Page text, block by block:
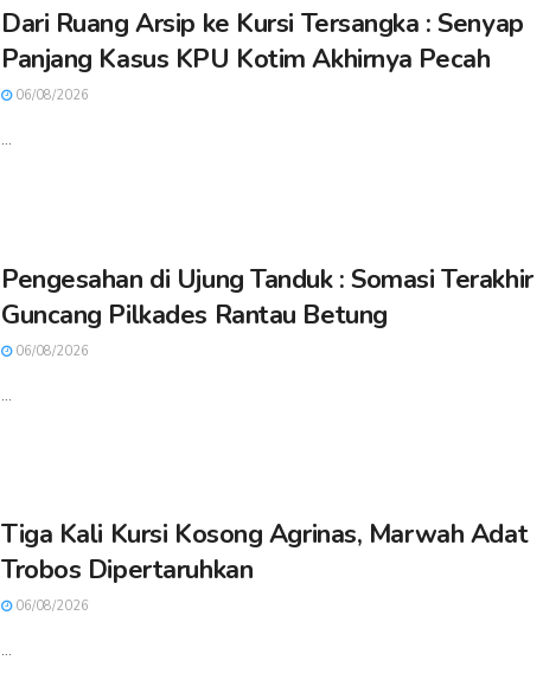
Dari Ruang Arsip ke Kursi Tersangka : Senyap
Panjang Kasus KPU Kotim Akhirnya Pecah
06/08/2026
Pengesahan di Ujung Tanduk : Somasi Terakhir
Guncang Pilkades Rantau Betung
06/08/2026
Tiga Kali Kursi Kosong Agrinas, Marwah Adat
Trobos Dipertaruhkan
06/08/2026
...